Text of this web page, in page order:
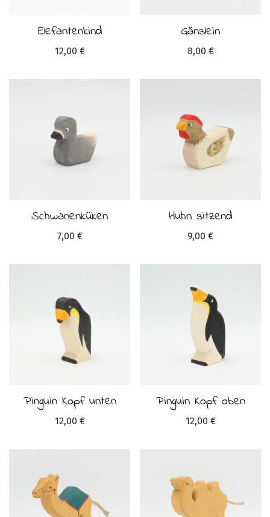
Elefantenkind
12,00 €
Gänslein
8,00 €
Schwanenküken
7,00 €
Huhn sitzend
9,00 €
Pinguin Kopf unten
12,00 €
Pinguin Kopf oben
12,00 €